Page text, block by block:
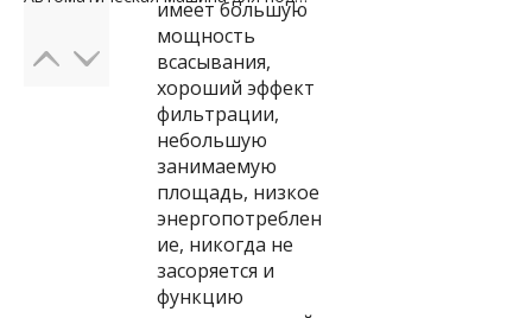
имеет большую
мощность
всасывания,
хороший эффект
фильтрации,
небольшую
занимаемую
площадь, низкое
энергопотреблен
ие, никогда не
засоряется и
функцию